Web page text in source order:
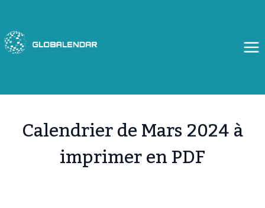
contenu
Calendrier de Mars 2024 à
imprimer en PDF